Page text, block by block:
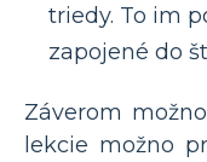
triedy. To im
zapojené do
Záverom
lekcie možno